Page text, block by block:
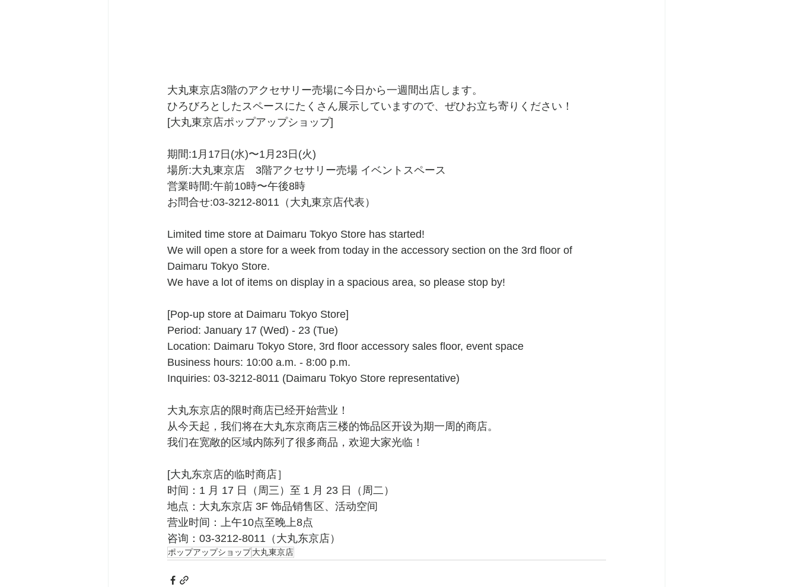
大丸東京店3階のアクセサリー売場に今日から一週間出店します。
ひろびろとしたスペースにたくさん展示していますので、ぜひお立ち寄りください！
[大丸東京店ポップアップショップ]
期間:1月17日(水)〜1月23日(火)
場所:大丸東京店　3階アクセサリー売場 イベントスペース
営業時間:午前10時〜午後8時
お問合せ:03-3212-8011（大丸東京店代表）
Limited time store at Daimaru Tokyo Store has started!
We will open a store for a week from today in the accessory section on the 3rd floor of
Daimaru Tokyo Store.
We have a lot of items on display in a spacious area, so please stop by!
[Pop-up store at Daimaru Tokyo Store]
Period: January 17 (Wed) - 23 (Tue)
Location: Daimaru Tokyo Store, 3rd floor accessory sales floor, event space
Business hours: 10:00 a.m. - 8:00 p.m.
Inquiries: 03-3212-8011 (Daimaru Tokyo Store representative)
大丸东京店的限时商店已经开始营业！
从今天起，我们将在大丸东京商店三楼的饰品区开设为期一周的商店。
我们在宽敞的区域内陈列了很多商品，欢迎大家光临！
[大丸东京店的临时商店］
时间：1 月 17 日（周三）至 1 月 23 日（周二）
地点：大丸东京店 3F 饰品销售区、活动空间
营业时间：上午10点至晚上8点
咨询：03-3212-8011（大丸东京店）
ポップアップショップ大丸東京店